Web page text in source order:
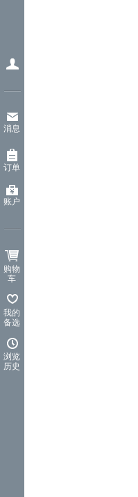
消息
订单
账户
购物
车
我的
备选
浏览
历史